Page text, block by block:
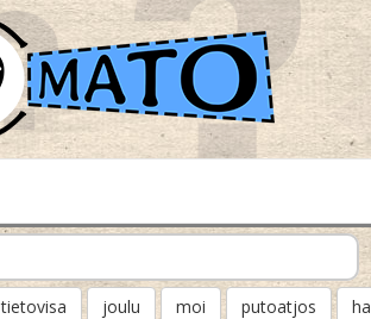
tietovisa joulu moi putoatjos